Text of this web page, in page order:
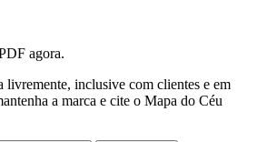
agora.
livremente, inclusive com clientes e em
a marca e cite o Mapa do Céu